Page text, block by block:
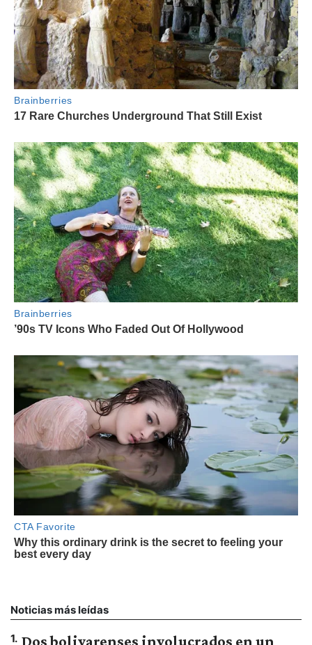
Noticias más leídas
1. Dos bolivarenses involucrados en un